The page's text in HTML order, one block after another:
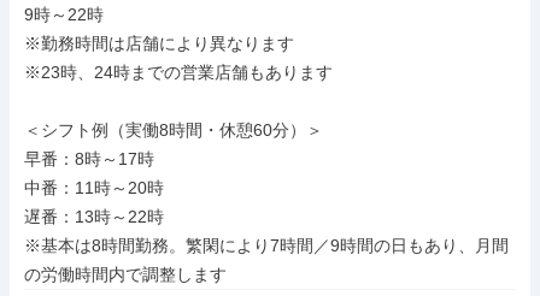
9時～22時
※勤務時間は店舗により異なります
※23時、24時までの営業店舗もあります
＜シフト例（実働8時間・休憩60分）＞
早番：8時～17時
中番：11時～20時
遅番：13時～22時
※基本は8時間勤務。繁閑により7時間／9時間の日もあり、月間
の労働時間内で調整します